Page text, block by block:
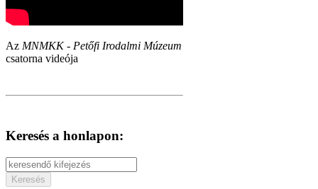
Az MNMKK - Petőfi Irodalmi Múzeum
csatorna videója
Keresés a honlapon: